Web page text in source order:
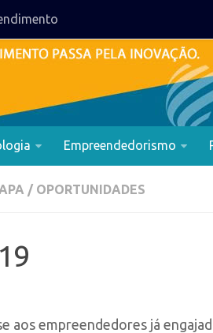
Empreendedorismo
/ OPORTUNIDADES
aos empreendedores já